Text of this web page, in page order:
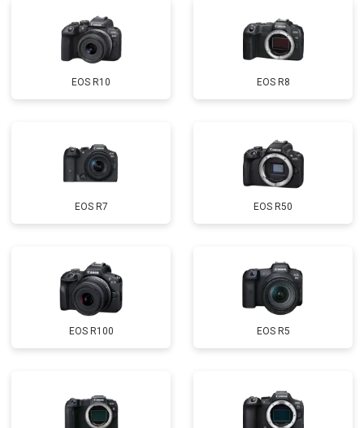
EOS R10 EOS R8
EOS R7 EOS R50
EOS R100 EOS R5